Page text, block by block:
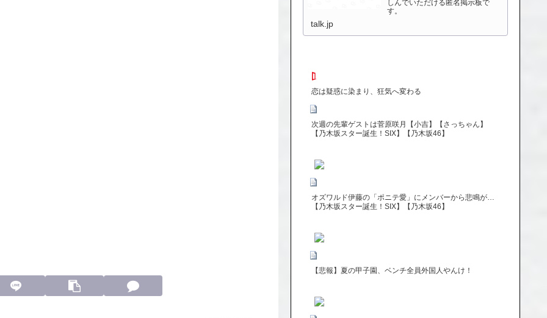
しんでいただける匿名掲示板で
す。
talk.jp
恋は疑惑に染まり、狂気へ変わる
次週の先輩ゲストは菅原咲月【小吉】【さっちゃん】
【乃木坂スター誕生！SIX】【乃木坂46】
オズワルド伊藤の「ポニテ愛」にメンバーから悲鳴が…
【乃木坂スター誕生！SIX】【乃木坂46】
【悲報】夏の甲子園、ベンチ全員外国人やんけ！